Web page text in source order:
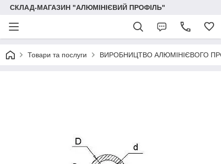
СКЛАД-МАГАЗИН "АЛЮМІНІЄВИЙ ПРОФІЛЬ"
Товари та послуги ВИРОБНИЦТВО АЛЮМІНІЄВОГО